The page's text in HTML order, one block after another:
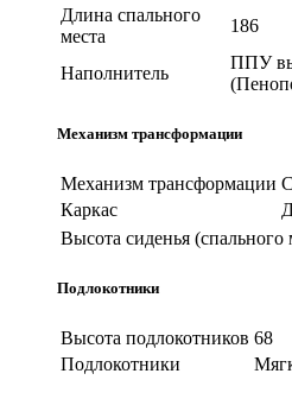
Длина спального
места
186
Наполнитель
ППУ
Механизм трансформации
Механизм трансформации
Каркас
Высота сиденья (спального
Подлокотники
Высота подлокотников 68
Подлокотники